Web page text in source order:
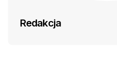
Redakcja